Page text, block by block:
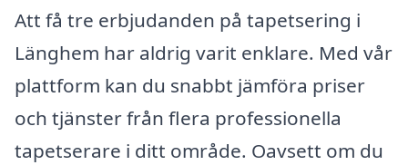
Att få tre erbjudanden på tapetsering i
Länghem har aldrig varit enklare. Med vår
plattform kan du snabbt jämföra priser
och tjänster från flera professionella
tapetserare i ditt område. Oavsett om du